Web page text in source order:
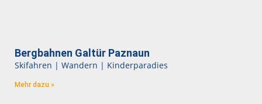
Bergbahnen Galtür Paznaun
Skifahren | Wandern | Kinderparadies
Mehr dazu »